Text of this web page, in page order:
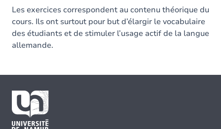
Les exercices correspondent au contenu théorique du
cours. Ils ont surtout pour but d’élargir le vocabulaire
des étudiants et de stimuler l’usage actif de la langue
allemande.